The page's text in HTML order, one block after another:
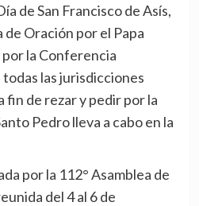
de San Francisco de Asís,
de Oración por el Papa
la Conferencia
las jurisdicciones
fin de rezar y pedir por la
Pedro lleva a cabo en la
por la 112° Asamblea de
del 4 al 6 de